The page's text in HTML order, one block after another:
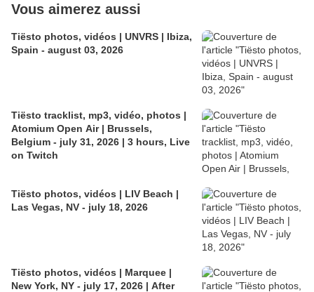
Vous aimerez aussi
Tiësto photos, vidéos | UNVRS | Ibiza,
Spain - august 03, 2026
Tiësto tracklist, mp3, vidéo, photos |
Atomium Open Air | Brussels,
Belgium - july 31, 2026 | 3 hours, Live
on Twitch
Tiësto photos, vidéos | LIV Beach |
Las Vegas, NV - july 18, 2026
Tiësto photos, vidéos | Marquee |
New York, NY - july 17, 2026 | After